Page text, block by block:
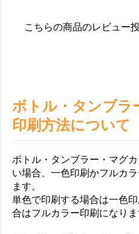
こちらの商品のレビュー
ボトル・タンブラ
印刷方法について
ボトル・タンブラー・マグ
い場合、一色印刷かフルカ
ます。
単色で印刷する場合は一色
合はフルカラー印刷になりま